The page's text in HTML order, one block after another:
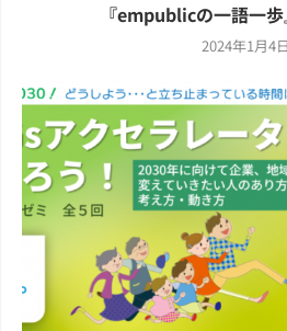
『empublicの一語一
2024年1月4日